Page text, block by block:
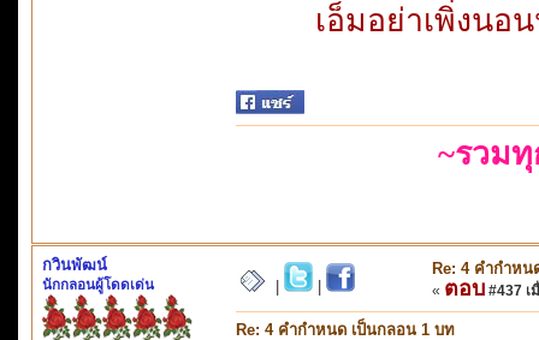
เอ็มอย่าเพิ่งนอ
~รวม
กวินพัฒน์
นักกลอนผู้โดดเด่น
Re: 4 คำกำห
« ตอบ #437 เ
Re: 4 คำกำหนด เป็นกลอน 1 บท